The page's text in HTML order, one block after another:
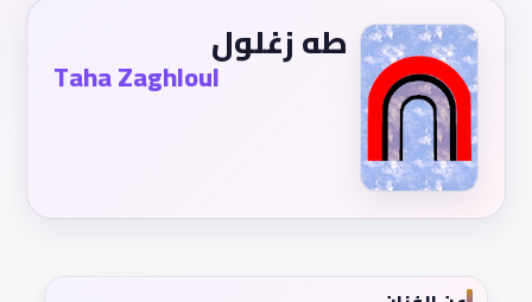
طه زغلول
Taha Zaghloul